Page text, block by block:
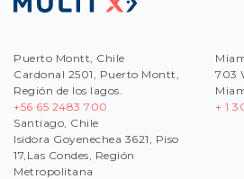
Puerto Montt, Chile
Cardonal 2501, Puerto Montt,
Región de los lagos.
+56 65 2483 700
Santiago, Chile
Isidora Goyenechea 3621, Piso
17,Las Condes, Región
Metropolitana
703
+ 1